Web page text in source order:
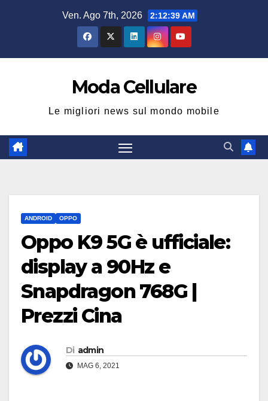
Ven. Ago 7th, 2026 2:12:39 AM
Moda Cellulare
Le migliori news sul mondo mobile
ANDROID OPPO
Oppo K9 5G è ufficiale:
display a 90Hz e
Snapdragon 768G |
Prezzi Cina
Di admin
MAG 6, 2021